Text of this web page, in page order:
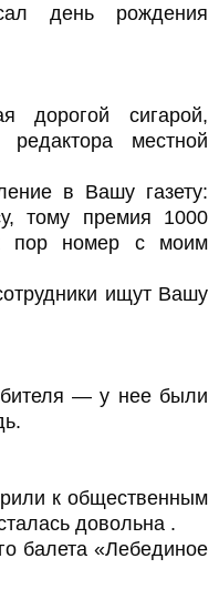
день рождения
дорогой сигарой,
местной
в Вашу газету:
тому премия 1000
пор номер с моим
ищут Вашу
— у нее были
к общественным
довольна .
балета «Лебединое